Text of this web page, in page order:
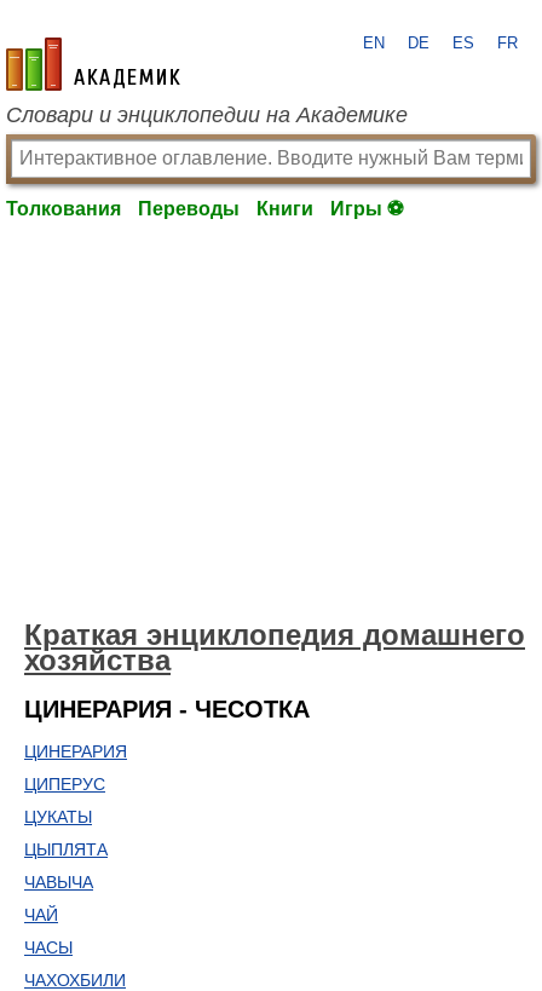
academic.ru
EN DE ES FR
Словари и энциклопедии на Академике
Толкования Переводы Книги Игры ⚽
Краткая энциклопедия домашнего
хозяйства
ЦИНЕРАРИЯ - ЧЕСОТКА
ЦИНЕРАРИЯ
ЦИПЕРУС
ЦУКАТЫ
ЦЫПЛЯТА
ЧАВЫЧА
ЧАЙ
ЧАСЫ
ЧАХОХБИЛИ